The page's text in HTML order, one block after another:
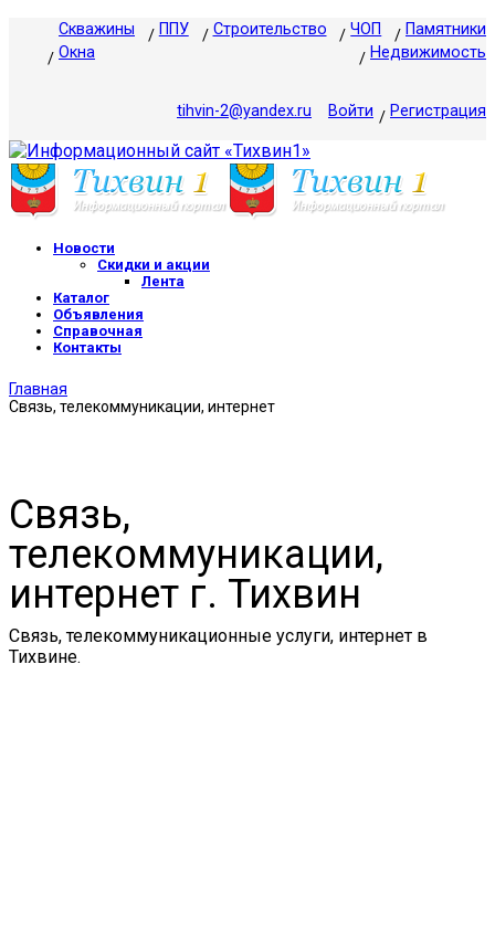
Скважины ППУ Строительство ЧОП
Памятники
Окна
Недвижимость
tihvin-2@yandex.ru Войти Регистрация
Новости
Скидки и акции
Лента
Каталог
Объявления
Справочная
Контакты
Главная
Связь, телекоммуникации, интернет
Связь,
телекоммуникации,
интернет г. Тихвин
Связь, телекоммуникационные услуги, интернет в
Тихвине.